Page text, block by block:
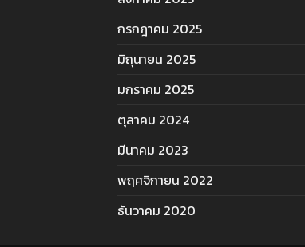
กรกฎาคม 2025
มิถุนายน 2025
มกราคม 2025
ตุลาคม 2024
มีนาคม 2023
พฤศจิกายน 2022
ธันวาคม 2020